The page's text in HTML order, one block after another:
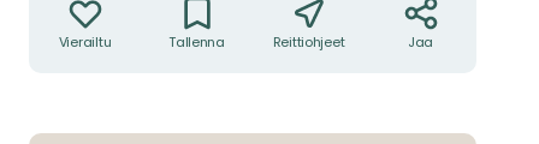
Vierailtu Tallenna Reittiohjeet Jaa